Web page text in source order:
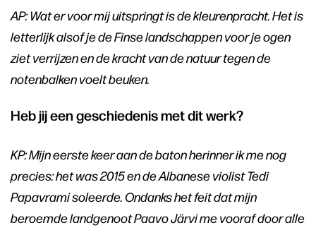
AP: Wat er voor mij uitspringt is de kleurenpracht. Het is
letterlijk alsof je de Finse landschappen voor je ogen
ziet verrijzen en de kracht van de natuur tegen de
notenbalken voelt beuken.
Heb jij een geschiedenis met dit werk?
KP: Mijn eerste keer aan de baton herinner ik me nog
precies: het was 2015 en de Albanese violist Tedi
Papavrami soleerde. Ondanks het feit dat mijn
beroemde landgenoot Paavo Järvi me vooraf door alle